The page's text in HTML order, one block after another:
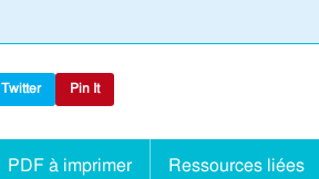
Twitter Pin It
PDF à imprimer Ressources liées